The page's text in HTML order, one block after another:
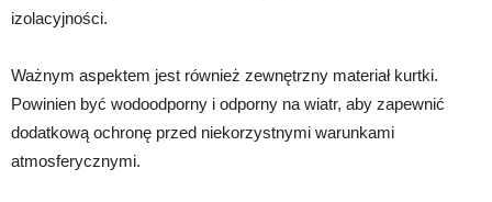
izolacyjności.
Ważnym aspektem jest również zewnętrzny materiał kurtki.
Powinien być wodoodporny i odporny na wiatr, aby zapewnić
dodatkową ochronę przed niekorzystnymi warunkami
atmosferycznymi.